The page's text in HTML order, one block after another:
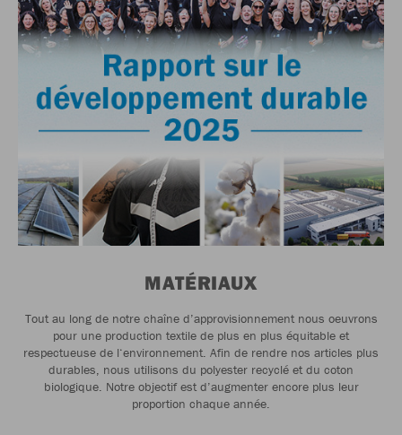
MATÉRIAUX
Tout au long de notre chaîne d’approvisionnement nous oeuvrons
pour une production textile de plus en plus équitable et
respectueuse de l‘environnement. Afin de rendre nos articles plus
durables, nous utilisons du polyester recyclé et du coton
biologique. Notre objectif est d’augmenter encore plus leur
proportion chaque année.